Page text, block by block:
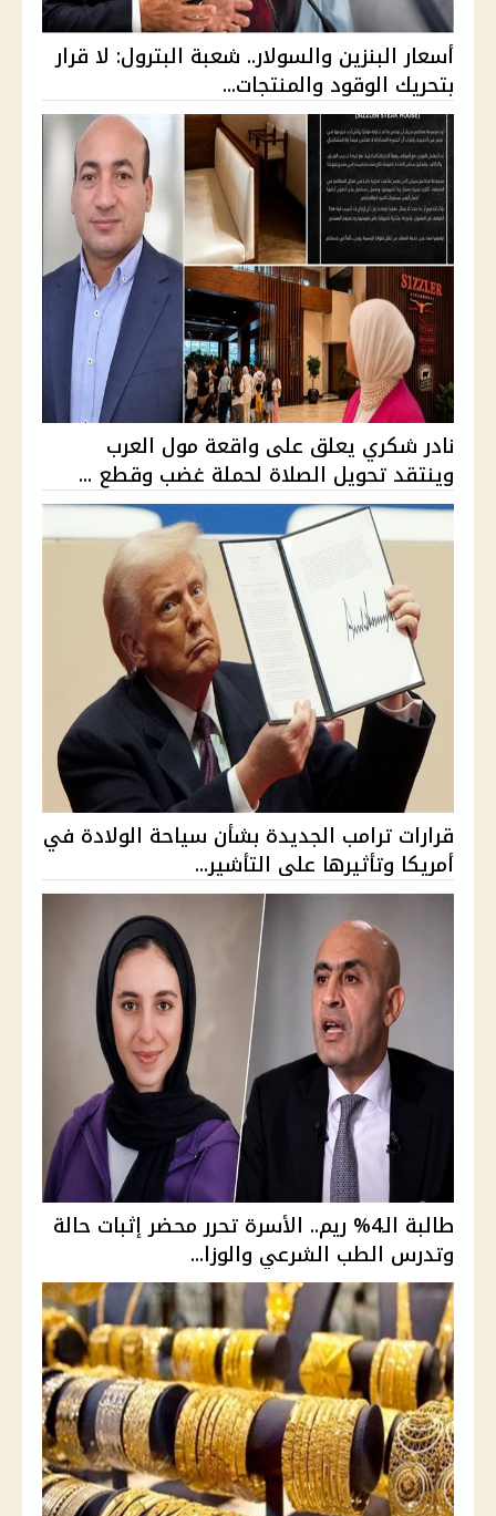
أسعار البنزين والسولار.. شعبة البترول: لا قرار
بتحريك الوقود والمنتجات...
نادر شكري يعلق على واقعة مول العرب
وينتقد تحويل الصلاة لحملة غضب وقطع ...
قرارات ترامب الجديدة بشأن سياحة الولادة في
أمريكا وتأثيرها على التأشير...
طالبة الـ4% ريم.. الأسرة تحرر محضر إثبات حالة
وتدرس الطب الشرعي والوزا...